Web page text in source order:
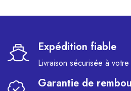
Expédition fiable
Livraison sécurisée à
Garantie de